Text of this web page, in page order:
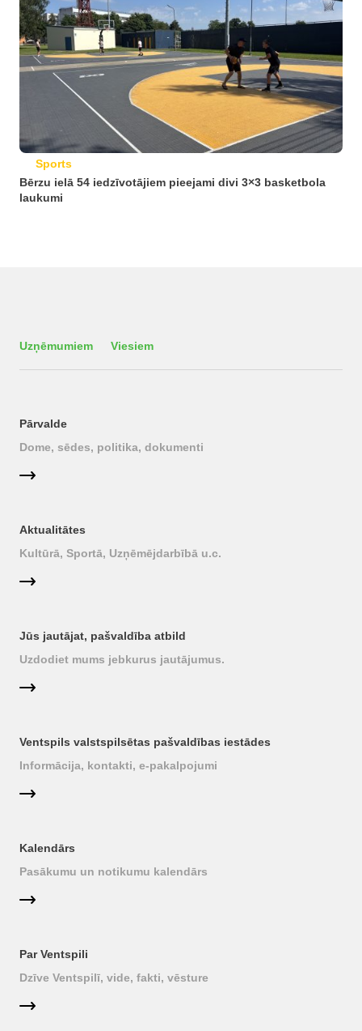
Sports
Bērzu ielā 54 iedzīvotājiem pieejami divi 3×3 basketbola
laukumi
Uzņēmumiem Viesiem
Pārvalde
Dome, sēdes, politika, dokumenti
Aktualitātes
Kultūrā, Sportā, Uzņēmējdarbībā u.c.
Jūs jautājat, pašvaldība atbild
Uzdodiet mums jebkurus jautājumus.
Ventspils valstspilsētas pašvaldības iestādes
Informācija, kontakti, e-pakalpojumi
Kalendārs
Pasākumu un notikumu kalendārs
Par Ventspili
Dzīve Ventspilī, vide, fakti, vēsture